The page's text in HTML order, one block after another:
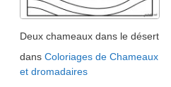
Deux chameaux dans le désert
dans Coloriages de Chameaux
et dromadaires